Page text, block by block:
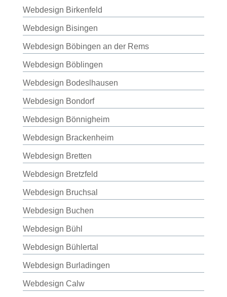
Webdesign Birkenfeld
Webdesign Bisingen
Webdesign Böbingen an der Rems
Webdesign Böblingen
Webdesign Bodeslhausen
Webdesign Bondorf
Webdesign Bönnigheim
Webdesign Brackenheim
Webdesign Bretten
Webdesign Bretzfeld
Webdesign Bruchsal
Webdesign Buchen
Webdesign Bühl
Webdesign Bühlertal
Webdesign Burladingen
Webdesign Calw